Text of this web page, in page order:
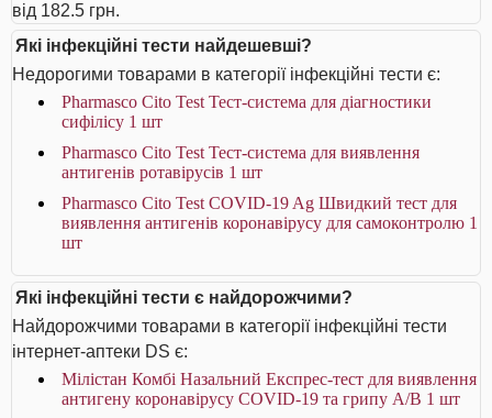
від 182.5 грн.
Які інфекційні тести найдешевші?
Недорогими товарами в категорії інфекційні тести є:
Pharmasco Cito Test Тест-система для діагностики
cифілісу 1 шт
Pharmasco Cito Test Тест-система для виявлення
антигенів ротавірусів 1 шт
Pharmasco Cito Test COVID-19 Ag Швидкий тест для
виявлення антигенів коронавірусу для самоконтролю 1
шт
Які інфекційні тести є найдорожчими?
Найдорожчими товарами в категорії інфекційні тести
інтернет-аптеки DS є:
Мілістан Комбі Назальний Експрес-тест для виявлення
антигену коронавірусу COVID-19 та грипу А/В 1 шт